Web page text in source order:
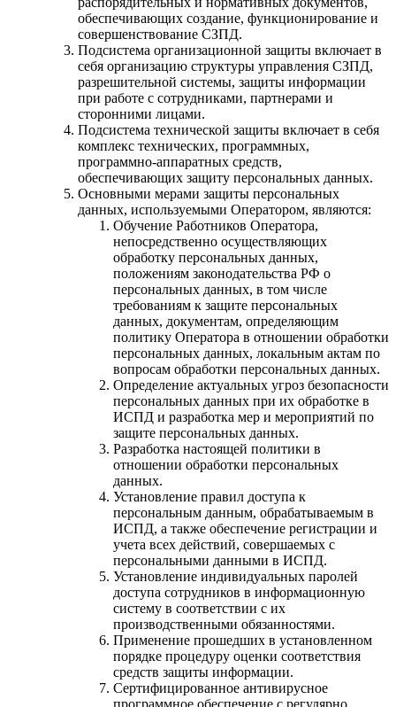
обеспечивающих создание, функционирование и
совершенствование СЗПД.
Подсистема организационной защиты включает в
себя организацию структуры управления СЗПД,
разрешительной системы, защиты информации
при работе с сотрудниками, партнерами и
сторонними лицами.
Подсистема технической защиты включает в себя
комплекс технических, программных,
программно-аппаратных средств,
обеспечивающих защиту персональных данных.
Основными мерами защиты персональных
данных, используемыми Оператором, являются:
Обучение Работников Оператора,
непосредственно осуществляющих
обработку персональных данных,
положениям законодательства РФ о
персональных данных, в том числе
требованиям к защите персональных
данных, документам, определяющим
политику Оператора в отношении обработки
персональных данных, локальным актам по
вопросам обработки персональных данных.
Определение актуальных угроз безопасности
персональных данных при их обработке в
ИСПД и разработка мер и мероприятий по
защите персональных данных.
Разработка настоящей политики в
отношении обработки персональных
данных.
Установление правил доступа к
персональным данным, обрабатываемым в
ИСПД, а также обеспечение регистрации и
учета всех действий, совершаемых с
персональными данными в ИСПД.
Установление индивидуальных паролей
доступа сотрудников в информационную
систему в соответствии с их
производственными обязанностями.
Применение прошедших в установленном
порядке процедуру оценки соответствия
средств защиты информации.
Сертифицированное антивирусное
программное обеспечение с регулярно